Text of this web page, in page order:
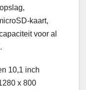
kaart,
voor al
10,1 inch
x 800